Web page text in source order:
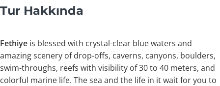
Tur Hakkında
Fethiye is blessed with crystal-clear blue waters and
amazing scenery of drop-offs, caverns, canyons, boulders,
swim-throughs, reefs with visibility of 30 to 40 meters, and
colorful marine life. The sea and the life in it wait for you to